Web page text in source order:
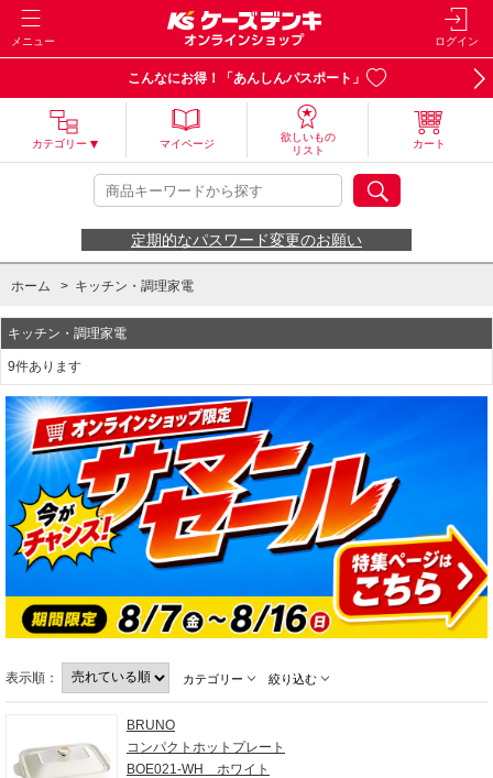
メニュー ログイン
こんなにお得！「あんしんパスポート」
カテゴリー マイページ
欲しいもの
リスト
カート
定期的なパスワード変更のお願い
ホーム > キッチン・調理家電
キッチン・調理家電
9件あります
表示順： カテゴリー 絞り込む
BRUNO
コンパクトホットプレート
BOE021-WH ホワイト